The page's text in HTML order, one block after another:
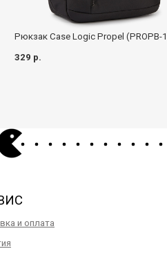
Рюкзак Case Logic Propel (PROPB-
329 р.
и оплата